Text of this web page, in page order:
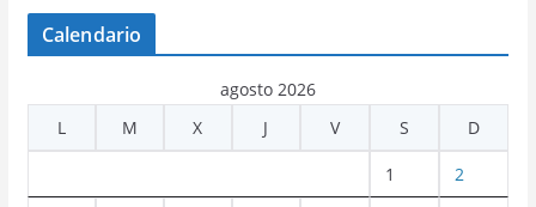
Calendario
agosto 2026
L
M X J V S D
1 2